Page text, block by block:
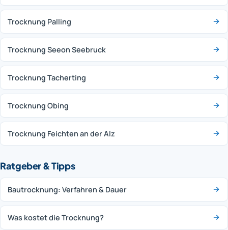
Trocknung Palling
Trocknung Seeon Seebruck
Trocknung Tacherting
Trocknung Obing
Trocknung Feichten an der Alz
Ratgeber & Tipps
Bautrocknung: Verfahren & Dauer
Was kostet die Trocknung?